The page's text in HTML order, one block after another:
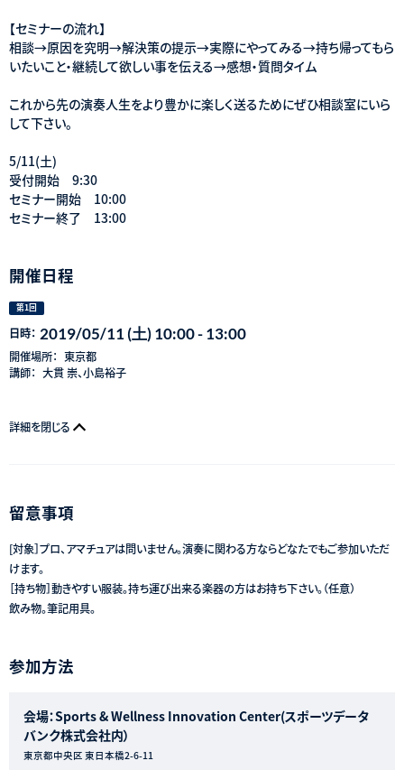
【セミナーの流れ】
相談→原因を究明→解決策の提示→実際にやってみる→持ち帰ってもら
いたいこと・継続して欲しい事を伝える→感想・質問タイム
これから先の演奏人生をより豊かに楽しく送るためにぜひ相談室にいら
して下さい。
5/11(土)
受付開始 9:30
セミナー開始 10:00
セミナー終了 13:00
開催日程
第1回
日時： 2019/05/11 (土) 10:00 - 13:00
開催場所： 東京都
講師： 大貫 崇、小島裕子
詳細を閉じる
留意事項
[対象］プロ、アマチュアは問いません。演奏に関わる方ならどなたでもご参加いただ
けます。
［持ち物］動きやすい服装。持ち運び出来る楽器の方はお持ち下さい。（任意）
飲み物。筆記用具。
参加方法
会場：Sports & Wellness Innovation Center(スポーツデータ
バンク株式会社内）
東京都中央区 東日本橋2-6-11